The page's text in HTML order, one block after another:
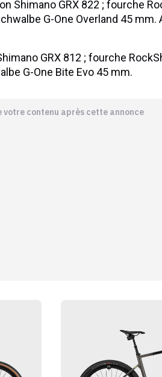
Shimano GRX 822 ; fourche
G-One Overland 45
GRX 812 ; fourche
G-One Bite Evo 45 mm.
votre contenu après cette annonce